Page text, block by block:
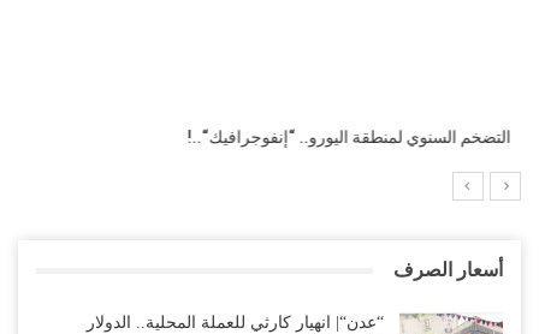
التضخم السنوي لمنطقة اليورو.. “إنفوجرافيك“..!
أسعار الصرف
“عدن“| انهيار كارثي للعملة المحلية.. الدولار